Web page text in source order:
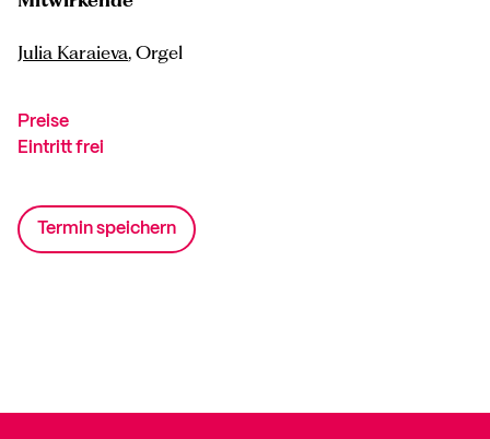
Julia Karaieva, Orgel
Preise
Eintritt frei
Termin speichern